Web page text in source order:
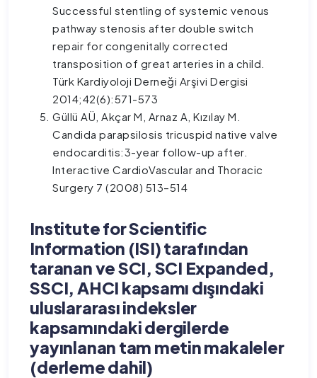
Successful stentling of systemic venous
pathway stenosis after double switch
repair for congenitally corrected
transposition of great arteries in a child.
Türk Kardiyoloji Derneği Arşivi Dergisi
2014;42(6):571-573
Güllü AÜ, Akçar M, Arnaz A, Kızılay M.
Candida parapsilosis tricuspid native valve
endocarditis:3-year follow-up after.
Interactive CardioVascular and Thoracic
Surgery 7 (2008) 513–514
Institute for Scientific
Information (ISI) tarafından
taranan ve SCI, SCI Expanded,
SSCI, AHCI kapsamı dışındaki
uluslararası indeksler
kapsamındaki dergilerde
yayınlanan tam metin makaleler
(derleme dahil)